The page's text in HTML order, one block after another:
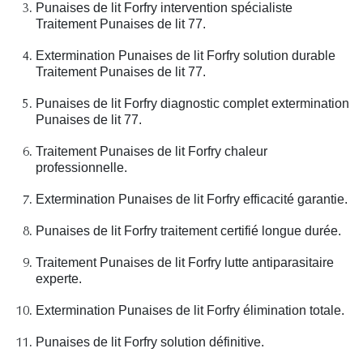
Punaises de lit Forfry intervention spécialiste
Traitement Punaises de lit 77.
Extermination Punaises de lit Forfry solution durable
Traitement Punaises de lit 77.
Punaises de lit Forfry diagnostic complet extermination
Punaises de lit 77.
Traitement Punaises de lit Forfry chaleur
professionnelle.
Extermination Punaises de lit Forfry efficacité garantie.
Punaises de lit Forfry traitement certifié longue durée.
Traitement Punaises de lit Forfry lutte antiparasitaire
experte.
Extermination Punaises de lit Forfry élimination totale.
Punaises de lit Forfry solution définitive.